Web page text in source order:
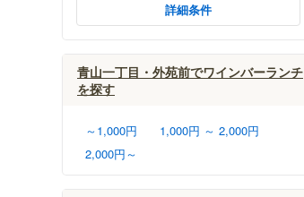
詳細条件
青山一丁目・外苑前でワインバーランチ
を探す
～1,000円
1,000円 ～ 2,000円
2,000円～